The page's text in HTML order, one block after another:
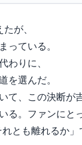
が、
っている。
わりに、
を選んだ。
て、この決断が
る。ファンにと
れとも離れるか